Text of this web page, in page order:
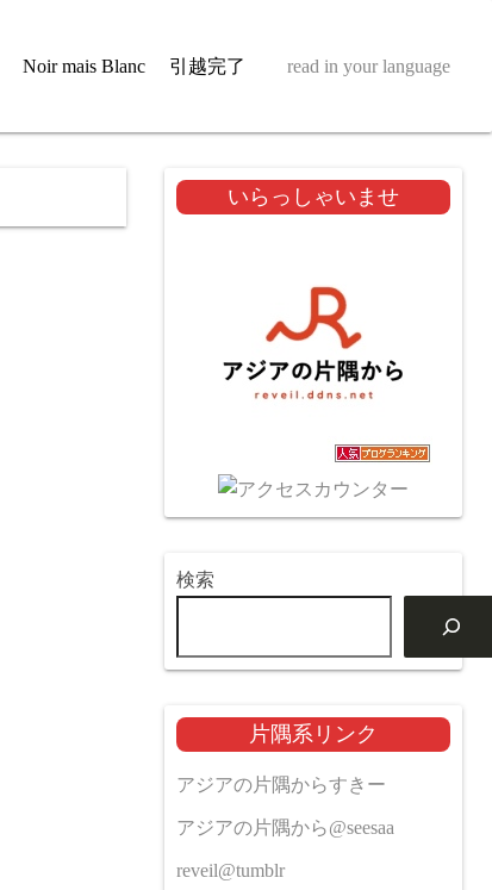
Noir mais Blanc 引越完了 read in your language
いらっしゃいませ
検索
片隅系リンク
アジアの片隅からすきー
アジアの片隅から@seesaa
reveil@tumblr